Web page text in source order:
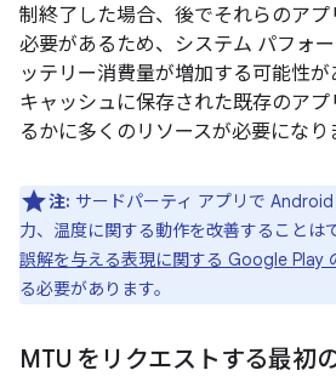
制終了した場合、後でそれらのア
必要があるため、システム パフォ
ッテリー消費量が増加する可能性が
キャッシュに保存された既存のア
るかに多くのリソースが必要になり
注: サードパーティ アプリで
力、温度に関する動作を改善することは
誤解を与える表現に関する Google Play
る必要があります。
MTU をリクエストする最初